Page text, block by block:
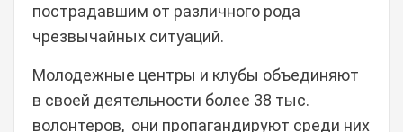
пострадавшим от различного рода
чрезвычайных ситуаций.
Молодежные центры и клубы объединяют
в своей деятельности более 38 тыс.
волонтеров, они пропагандируют среди них